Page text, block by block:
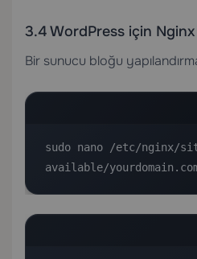
3.4 WordPress için
Bir sunucu bloğu
sudo nano /etc/nginx/
available/